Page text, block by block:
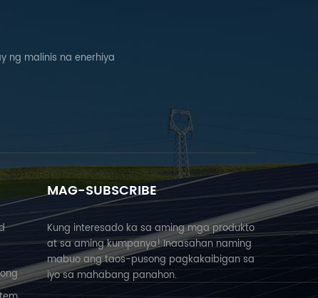
ng malinis na enerhiya
MAG-SUBSCRIBE
Kung interesado ka sa aming mga produkto
at sa aming kumpanya! Inaasahan naming
mabuo ang taos-pusong pagkakaibigan sa
iyo sa mahabang panahon.